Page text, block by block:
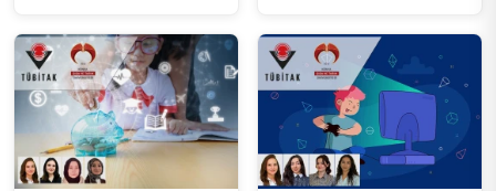
Almaya Hak Kazandı